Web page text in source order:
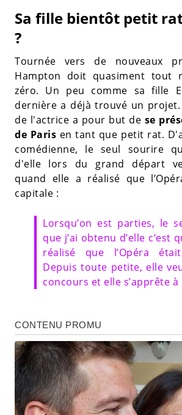
Sa fille bientôt petit
?
Tournée vers de nouveaux
Hampton doit quasiment tout
zéro. Un peu comme sa fille
dernière a déjà trouvé un
de l'actrice a pour but de se
de Paris en tant que petit rat.
comédienne, le seul sourire
d'elle lors du grand départ
quand elle a réalisé que
capitale :
Lorsqu’on est parties, le
que j’ai obtenu d’elle c’est
réalisé que l’Opéra
Depuis toute petite, elle
concours et elle s’apprête à